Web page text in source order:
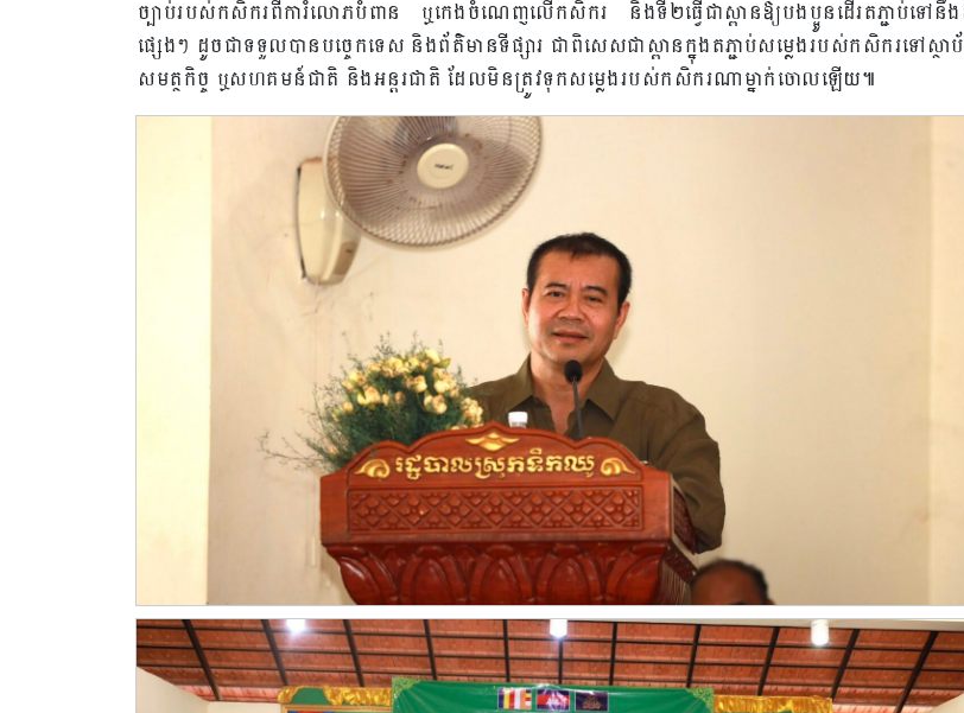
ច្បាប់របស់កសិករពីការំលោភបំពាន ឬកេងចំណេញលើកសិករ និងទី២ធ្វើជាស្ពានឱ្យបងប្អូនដើរតភ្ជាប់ទៅនឹ
ផ្សេងៗ ដូចជាទទួលបានបច្ចេកទេស និងព័ត៌មានទីផ្សារ ជាពិសេសជាស្ពានក្នុងតភ្ជាប់សម្លេងរបស់កសិករទៅស្ថា
សមត្ថកិច្ច ឬសហគមន៍ជាតិ និងអន្តរជាតិ ដែលមិនត្រូវទុកសម្លេងរបស់កសិករណាម្នាក់ចោលឡើយ៕